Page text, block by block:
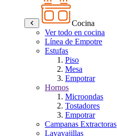
Cocina
Ver todo en cocina
Línea de Empotre
Estufas
Piso
Mesa
Empotrar
Hornos
Microondas
Tostadores
Empotrar
Campanas Extractoras
Lavavajillas